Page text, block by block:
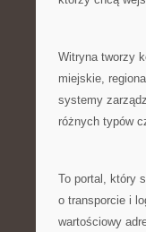
Witryna tworzy
miejskie,
systemy
różnych typów
To portal, który
o transporcie i
wartościowy